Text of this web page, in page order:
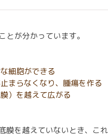
が分かっています。
細胞ができる
まらなくなり、腫瘍を作る
）を越えて広がる
を越えていないとき、こ